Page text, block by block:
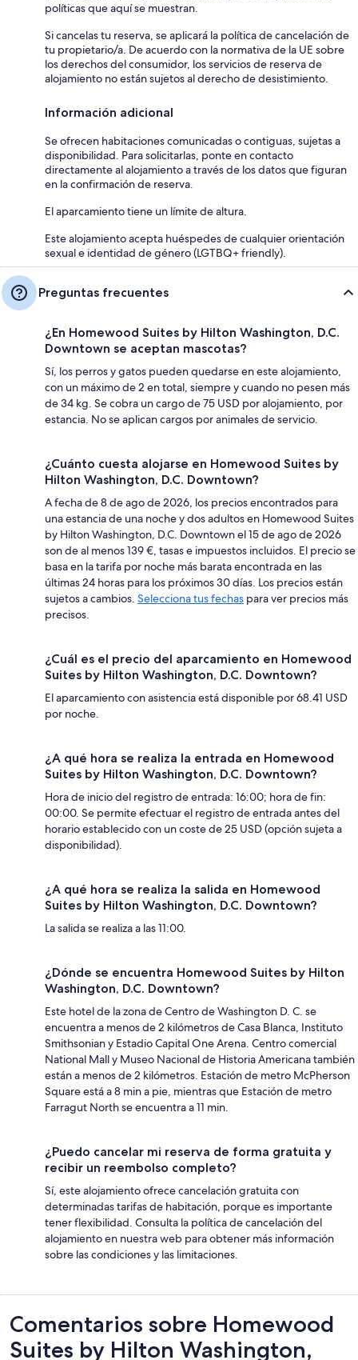
políticas que aquí se muestran.
Si cancelas tu reserva, se aplicará la política de cancelación de
tu propietario/a. De acuerdo con la normativa de la UE sobre
los derechos del consumidor, los servicios de reserva de
alojamiento no están sujetos al derecho de desistimiento.
Información adicional
Se ofrecen habitaciones comunicadas o contiguas, sujetas a
disponibilidad. Para solicitarlas, ponte en contacto
directamente al alojamiento a través de los datos que figuran
en la confirmación de reserva.
El aparcamiento tiene un límite de altura.
Este alojamiento acepta huéspedes de cualquier orientación
sexual e identidad de género (LGTBQ+ friendly).
Preguntas frecuentes
¿En Homewood Suites by Hilton Washington, D.C.
Downtown se aceptan mascotas?
Sí, los perros y gatos pueden quedarse en este alojamiento,
con un máximo de 2 en total, siempre y cuando no pesen más
de 34 kg. Se cobra un cargo de 75 USD por alojamiento, por
estancia. No se aplican cargos por animales de servicio.
¿Cuánto cuesta alojarse en Homewood Suites by
Hilton Washington, D.C. Downtown?
A fecha de 8 de ago de 2026, los precios encontrados para
una estancia de una noche y dos adultos en Homewood Suites
by Hilton Washington, D.C. Downtown el 15 de ago de 2026
son de al menos 139 €, tasas e impuestos incluidos. El precio se
basa en la tarifa por noche más barata encontrada en las
últimas 24 horas para los próximos 30 días. Los precios están
sujetos a cambios. Selecciona tus fechas para ver precios más
precisos.
¿Cuál es el precio del aparcamiento en Homewood
Suites by Hilton Washington, D.C. Downtown?
El aparcamiento con asistencia está disponible por 68.41 USD
por noche.
¿A qué hora se realiza la entrada en Homewood
Suites by Hilton Washington, D.C. Downtown?
Hora de inicio del registro de entrada: 16:00; hora de fin:
00:00. Se permite efectuar el registro de entrada antes del
horario establecido con un coste de 25 USD (opción sujeta a
disponibilidad).
¿A qué hora se realiza la salida en Homewood
Suites by Hilton Washington, D.C. Downtown?
La salida se realiza a las 11:00.
¿Dónde se encuentra Homewood Suites by Hilton
Washington, D.C. Downtown?
Este hotel de la zona de Centro de Washington D. C. se
encuentra a menos de 2 kilómetros de Casa Blanca, Instituto
Smithsonian y Estadio Capital One Arena. Centro comercial
National Mall y Museo Nacional de Historia Americana también
están a menos de 2 kilómetros. Estación de metro McPherson
Square está a 8 min a pie, mientras que Estación de metro
Farragut North se encuentra a 11 min.
¿Puedo cancelar mi reserva de forma gratuita y
recibir un reembolso completo?
Sí, este alojamiento ofrece cancelación gratuita con
determinadas tarifas de habitación, porque es importante
tener flexibilidad. Consulta la política de cancelación del
alojamiento en nuestra web para obtener más información
sobre las condiciones y las limitaciones.
Comentarios
Comentarios sobre Homewood
Suites by Hilton Washington,